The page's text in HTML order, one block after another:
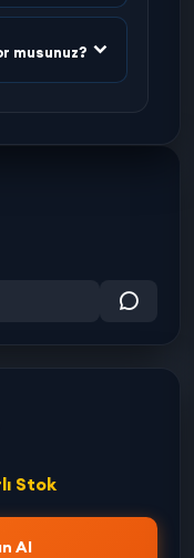
musunuz?
Stok
Al